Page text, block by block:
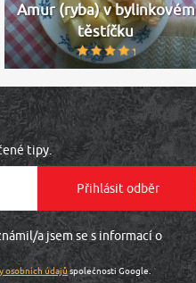
Amur (ryba) v bylinkovém
těstíčku
tipy.
a jsem se s informací o
osobních údajůspolečnosti Google.